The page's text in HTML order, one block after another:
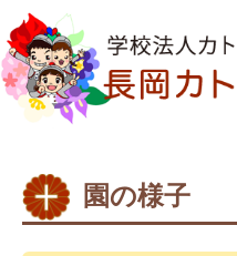
園の様子